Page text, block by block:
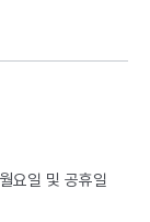
요일 및 공휴일